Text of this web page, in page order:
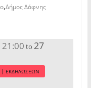
,Δήμος Δάφνης
21:00 to 27
| ΕΚΔΗΛΩΣΕΩΝ